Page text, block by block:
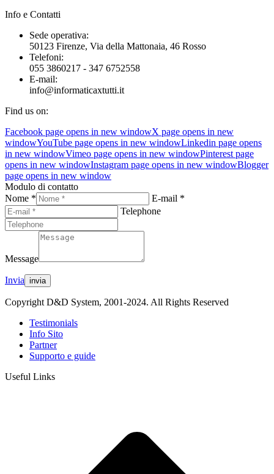
Info e Contatti
Sede operativa:
50123 Firenze, Via della Mattonaia, 46 Rosso
Telefoni:
055 3860217 - 347 6752558
E-mail:
info@informaticaxtutti.it
Find us on:
Facebook page opens in new windowX page opens in new
windowYouTube page opens in new windowLinkedin page opens
in new windowVimeo page opens in new windowPinterest page
opens in new windowInstagram page opens in new windowBlogger
page opens in new window
Modulo di contatto
Nome *
E-mail *
Telephone
Message
Invia
Copyright D&D System, 2001-2024. All Rights Reserved
Testimonials
Info Sito
Partner
Supporto e guide
Useful Links